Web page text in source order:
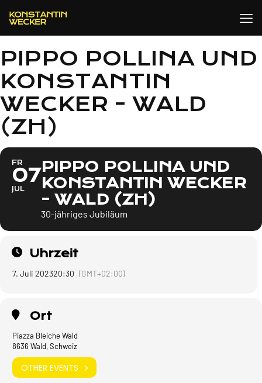
PIPPO POLLINA UND
KONSTANTIN
WECKER - WALD
(ZH)
FR
07
JUL
PIPPO POLLINA UND
KONSTANTIN WECKER
- WALD (ZH)
30-jähriges Jubiläum
Uhrzeit
7. Juli 202320:30 (GMT+02:00)
Ort
Piazza Bleiche Wald
8636 Wald, Schweiz
OTHER EVENTS